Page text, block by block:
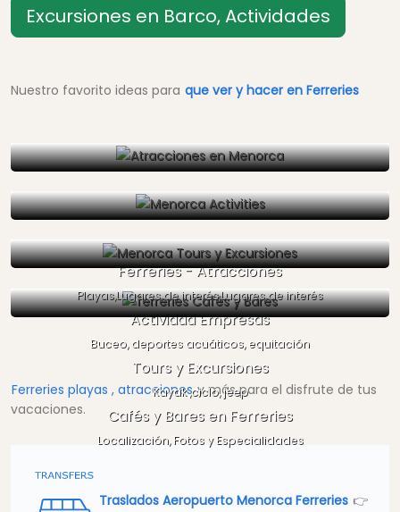
Excursiones en Barco, Actividades
Nuestro favorito ideas para que ver y hacer en Ferreries
Ferreries - Atracciones
Playas,Lugares de interés,Lugares de interés
Actividad Empresas
Buceo, deportes acuáticos, equitación
Tours y Excursiones
Kayak ,ciclo, jeep
Cafés y Bares en Ferreries
Localización, Fotos y Especialidades
Ferreries playas , atraccionesy más para el disfrute de tus
vacaciones.
Traslados Aeropuerto Menorca Ferreries 👉